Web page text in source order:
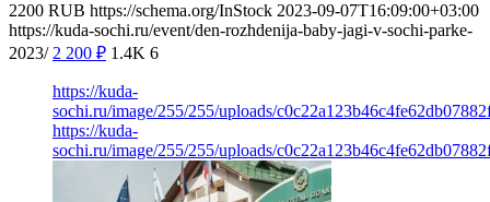
2200 RUB https://schema.org/InStock 2023-09-07T16:09:00+03:00
https://kuda-sochi.ru/event/den-rozhdenija-baby-jagi-v-sochi-parke-
2023/ 2 200 ₽ 1.4K 6
https://kuda-
sochi.ru/image/255/255/uploads/
https://kuda-
sochi.ru/image/255/255/uploads/